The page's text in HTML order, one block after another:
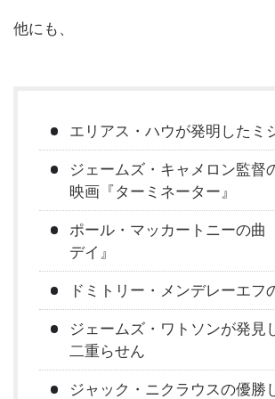
他にも、
エリアス・ハウが発明したミ
ジェームズ・キャメロン監督
映画『ターミネーター』
ポール・マッカートニーの曲
デイ』
ドミトリー・メンデレーエフ
ジェームズ・ワトソンが発見
二重らせん
ジャック・ニクラウスの優勝